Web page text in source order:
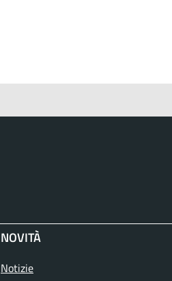
NOVITÀ
Notizie